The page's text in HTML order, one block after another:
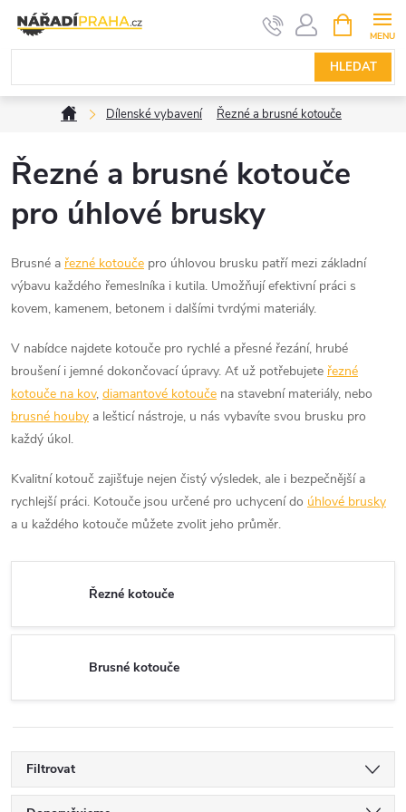
obsah
HLEDAT
NÁKUPNÍ
KOŠÍK
DomůDílenské vybavení Řezné a brusné kotouče
Řezné a brusné kotouče
pro úhlové brusky
Brusné a řezné kotouče pro úhlovou brusku patří mezi základní
výbavu každého řemeslníka i kutila. Umožňují efektivní práci s
kovem, kamenem, betonem i dalšími tvrdými materiály.
V nabídce najdete kotouče pro rychlé a přesné řezání, hrubé
broušení i jemné dokončovací úpravy. Ať už potřebujete řezné
kotouče na kov, diamantové kotouče na stavební materiály, nebo
brusné houby a lešticí nástroje, u nás vybavíte svou brusku pro
každý úkol.
Kvalitní kotouč zajišťuje nejen čistý výsledek, ale i bezpečnější a
rychlejší práci. Kotouče jsou určené pro uchycení do úhlové brusky
a u každého kotouče můžete zvolit jeho průměr.
Řezné kotouče
Brusné kotouče
Filtrovat